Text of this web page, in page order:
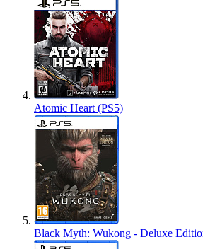
Atomic Heart (PS5)
Black Myth: Wukong - Deluxe